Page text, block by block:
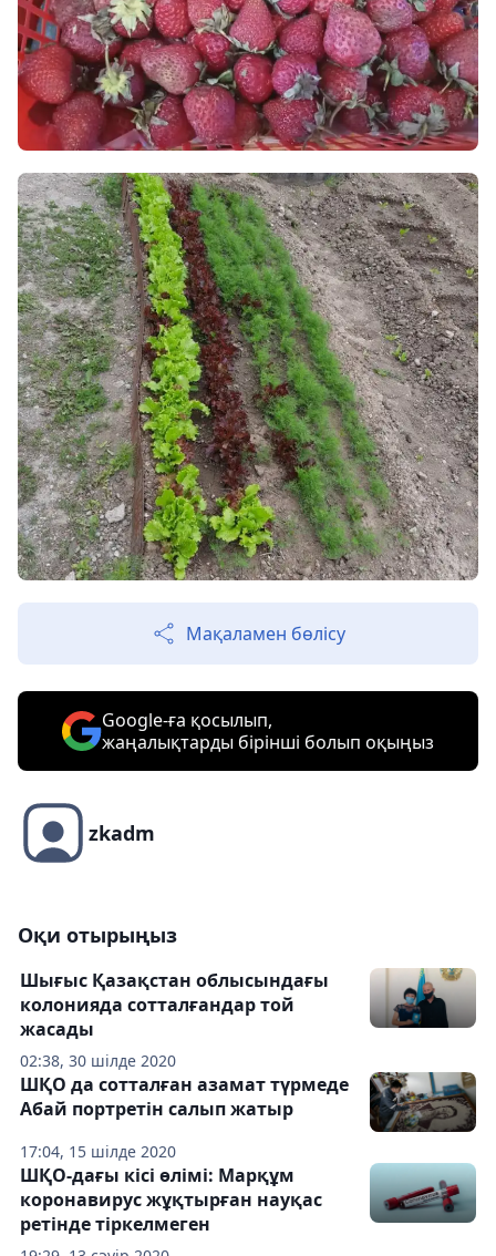
Мақаламен бөлісу
Google-ға қосылып,
жаңалықтарды бірінші болып оқыңыз
zkadm
Оқи отырыңыз
02:38, 30 шілде 2020
Шығыс Қазақстан облысындағы
колонияда cотталғандар той
жасады
17:04, 15 шілде 2020
ШҚО да сотталған азамат түрмеде
Абай портретін салып жатыр
ШҚО-дағы кісі өлімі: Марқұм
коронавирус жұқтырған науқас
ретінде тіркелмеген